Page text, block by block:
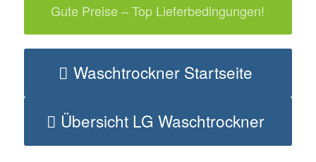
Gute Preise – Top Lieferbedingungen!
Waschtrockner Startseite
Übersicht LG Waschtrockner